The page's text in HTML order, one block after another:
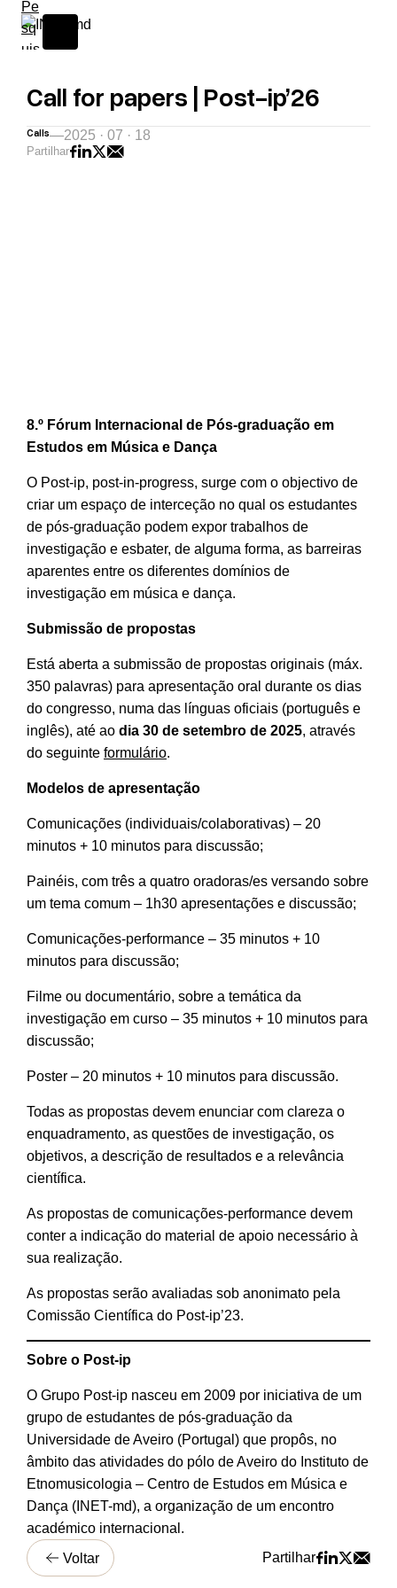
Call for papers | Post-ip’26
Calls—2025 · 07 · 18
PartilharAHD R
8.º Fórum Internacional de Pós-graduação em
Estudos em Música e Dança
O Post-ip, post-in-progress, surge com o objectivo de
criar um espaço de interceção no qual os estudantes
de pós-graduação podem expor trabalhos de
investigação e esbater, de alguma forma, as barreiras
aparentes entre os diferentes domínios de
investigação em música e dança.
Submissão de propostas
Está aberta a submissão de propostas originais (máx.
350 palavras) para apresentação oral durante os dias
do congresso, numa das línguas oficiais (português e
inglês), até ao dia 30 de setembro de 2025, através
do seguinte formulário.
Modelos de apresentação
Comunicações (individuais/colaborativas) – 20
minutos + 10 minutos para discussão;
Painéis, com três a quatro oradoras/es versando sobre
um tema comum – 1h30 apresentações e discussão;
Comunicações-performance – 35 minutos + 10
minutos para discussão;
Filme ou documentário, sobre a temática da
investigação em curso – 35 minutos + 10 minutos para
discussão;
Poster – 20 minutos + 10 minutos para discussão.
Todas as propostas devem enunciar com clareza o
enquadramento, as questões de investigação, os
objetivos, a descrição de resultados e a relevância
científica.
As propostas de comunicações-performance devem
conter a indicação do material de apoio necessário à
sua realização.
As propostas serão avaliadas sob anonimato pela
Comissão Científica do Post-ip’23.
Sobre o Post-ip
O Grupo Post-ip nasceu em 2009 por iniciativa de um
grupo de estudantes de pós-graduação da
Universidade de Aveiro (Portugal) que propôs, no
âmbito das atividades do pólo de Aveiro do Instituto de
Etnomusicologia – Centro de Estudos em Música e
Dança (INET-md), a organização de um encontro
académico internacional.
Voltar
PartilharAHD R